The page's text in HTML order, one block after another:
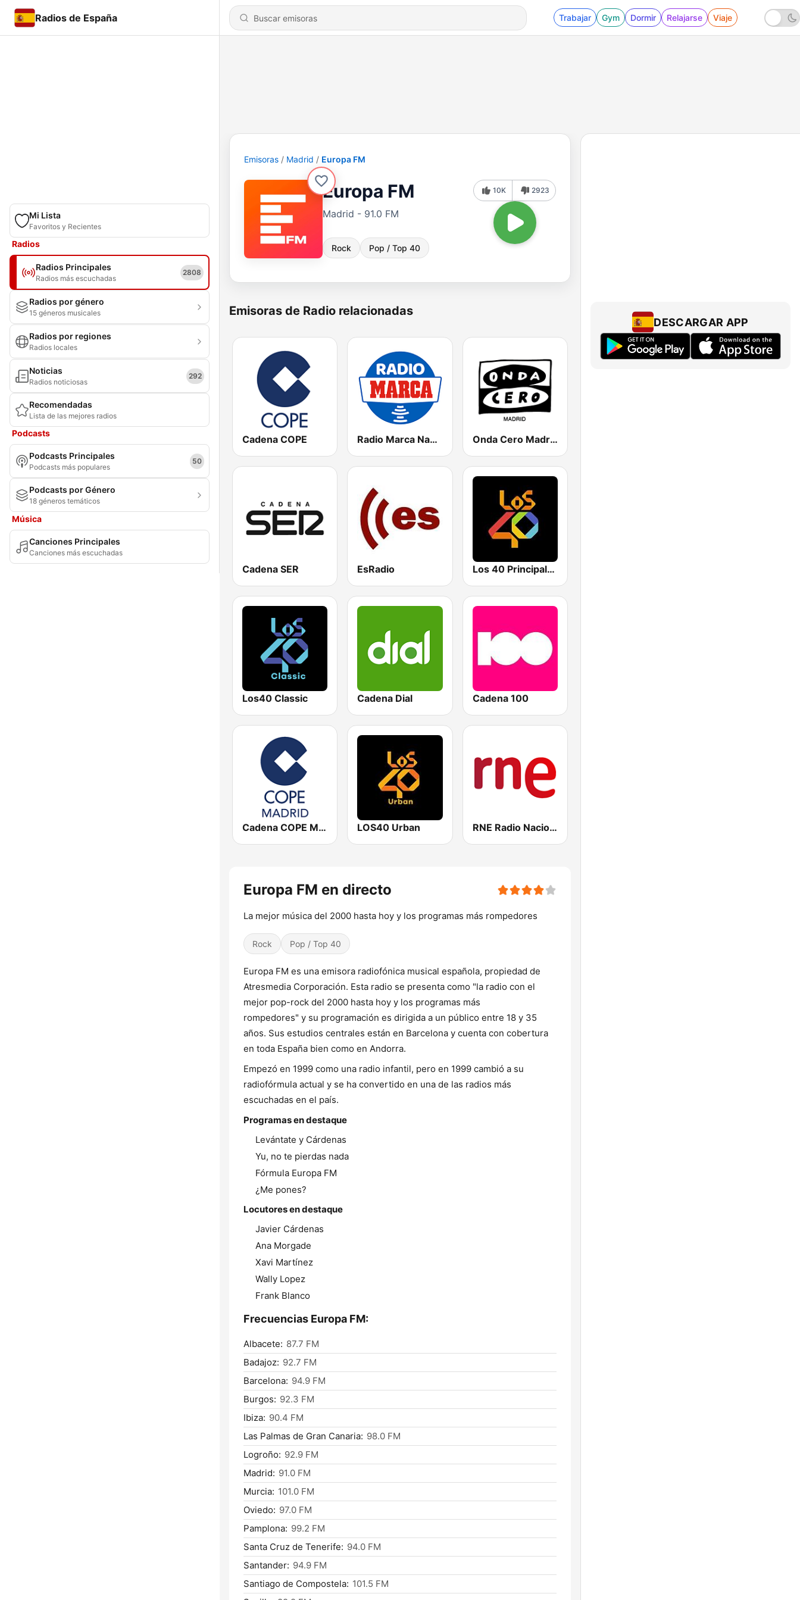
Radios de España Trabajar Gym Dormir Relajarse Viaje
Mi Lista
Favoritos y Recientes
Radios
Radios Principales
Radios más escuchadas
2808
Radios por género
15 géneros musicales
Radios por regiones
Radios locales
Noticias
Radios noticiosas
292
Recomendadas
Lista de las mejores radios
Podcasts
Podcasts Principales
Podcasts más populares
50
Podcasts por Género
18 géneros temáticos
Música
Canciones Principales
Canciones más escuchadas
Emisoras Madrid Europa FM
Europa FM
Madrid - 91.0 FM
Rock Pop / Top 40
10K 2923
Emisoras de Radio relacionadas
Cadena COPE Radio Marca Nacional Onda Cero Madrid
Cadena SER EsRadio Los 40 Principales
Los40 Classic Cadena Dial Cadena 100
Cadena COPE Madrid LOS40 Urban RNE Radio Nacional
Europa FM en directo
La mejor música del 2000 hasta hoy y los programas más rompedores
Rock Pop / Top 40
Europa FM es una emisora radiofónica musical española, propiedad de
Atresmedia Corporación. Esta radio se presenta como "la radio con el
mejor pop-rock del 2000 hasta hoy y los programas más
rompedores" y su programación es dirigida a un público entre 18 y 35
años. Sus estudios centrales están en Barcelona y cuenta con cobertura
en toda España bien como en Andorra.
Empezó en 1999 como una radio infantil, pero en 1999 cambió a su
radiofórmula actual y se ha convertido en una de las radios más
escuchadas en el país.
Programas en destaque
Levántate y Cárdenas
Yu, no te pierdas nada
Fórmula Europa FM
¿Me pones?
Locutores en destaque
Javier Cárdenas
Ana Morgade
Xavi Martínez
Wally Lopez
Frank Blanco
Frecuencias Europa FM:
Albacete: 87.7 FM
Badajoz: 92.7 FM
Barcelona: 94.9 FM
Burgos: 92.3 FM
Ibiza: 90.4 FM
Las Palmas de Gran Canaria: 98.0 FM
Logroño: 92.9 FM
Madrid: 91.0 FM
Murcia: 101.0 FM
Oviedo: 97.0 FM
Pamplona: 99.2 FM
Santa Cruz de Tenerife: 94.0 FM
Santander: 94.9 FM
Santiago de Compostela: 101.5 FM
DESCARGAR APP